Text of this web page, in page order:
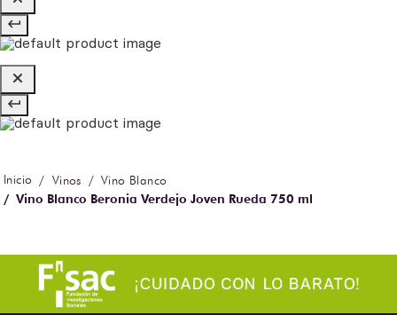
Vinos
Vino Blanco
Vino Blanco Beronia Verdejo Joven Rueda 750 ml